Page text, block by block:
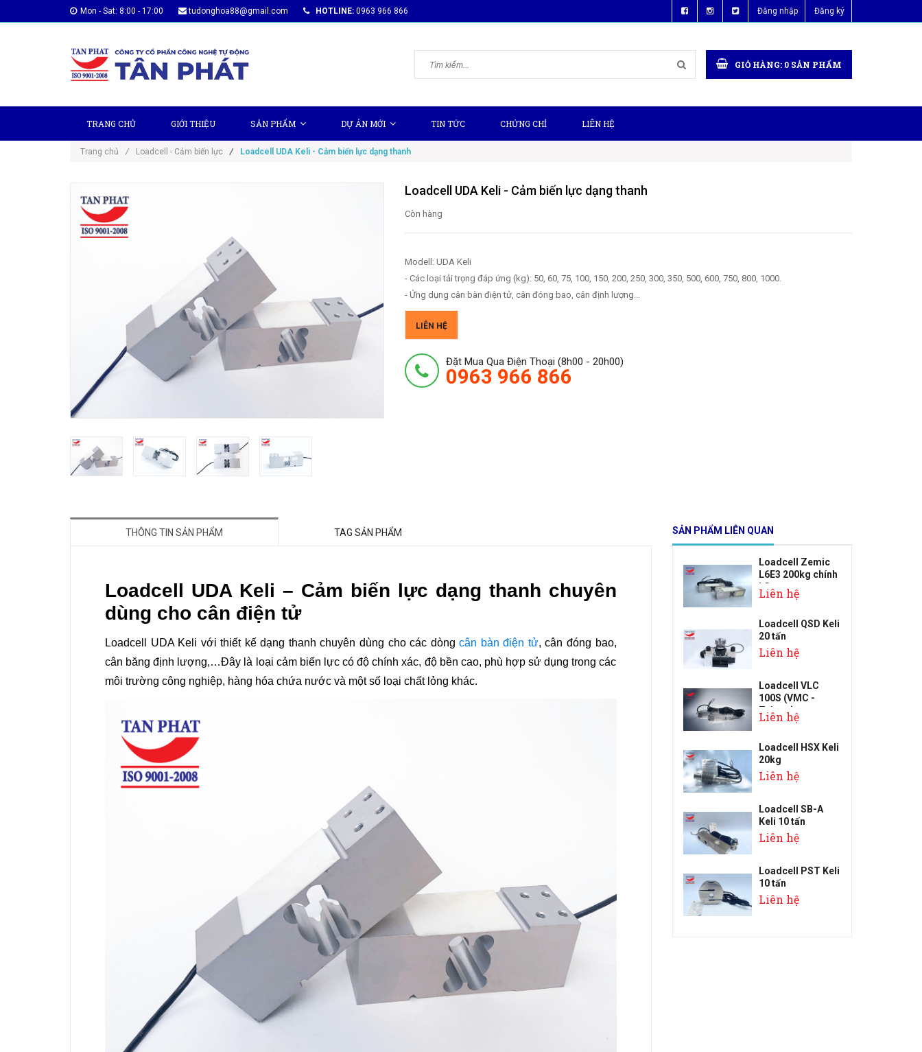
Mon - Sat: 8:00 - 17:00 tudonghoa88@gmail.com HOTLINE: 0963 966 866 Đăng nhập Đăng ký
GIỎ HÀNG: 0 SẢN PHẨM
TRANG CHỦ GIỚI THIỆU SẢN PHẨM DỰ ÁN MỚI TIN TỨC CHỨNG CHỈ LIÊN HỆ
Trang chủ / Loadcell - Cảm biến lực / Loadcell UDA Keli - Cảm biến lực dạng thanh
Loadcell UDA Keli - Cảm biến lực dạng thanh
Còn hàng
Modell: UDA Keli
- Các loại tải trọng đáp ứng (kg): 50, 60, 75, 100, 150, 200, 250, 300, 350, 500, 600, 750, 800, 1000.
- Ứng dụng cân bàn điện tử, cân đóng bao, cân định lượng...
LIÊN HỆ
Đặt Mua Qua Điện Thoại (8h00 - 20h00)
0963 966 866
THÔNG TIN SẢN PHẨM TAG SẢN PHẨM
Loadcell UDA Keli – Cảm biến lực dạng thanh chuyên
dùng cho cân điện tử
Loadcell UDA Keli với thiết kế dạng thanh chuyên dùng cho các dòngcân bàn điện tử, cân đóng bao,
cân băng định lượng,…Đây là loại cảm biến lực có độ chính xác, độ bền cao, phù hợp sử dụng trong các
môi trường công nghiệp, hàng hóa chứa nước và một số loại chất lỏng khác.
SẢN PHẨM LIÊN QUAN
Loadcell Zemic
L6E3 200kg chính
hãng
Liên hệ
Loadcell QSD Keli
20 tấn
Liên hệ
Loadcell VLC
100S (VMC -
Taiwan)
Liên hệ
Loadcell HSX Keli
20kg
Liên hệ
Loadcell SB-A
Keli 10 tấn
Liên hệ
Loadcell PST Keli
10 tấn
Liên hệ